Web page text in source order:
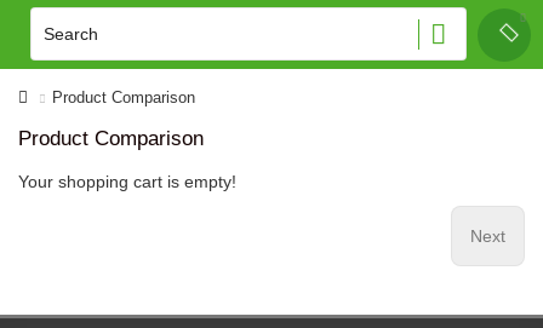
Product Comparison
Product Comparison
Your shopping cart is empty!
Next